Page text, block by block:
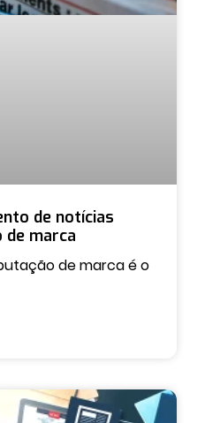
de notícias
de marca
de marca é o